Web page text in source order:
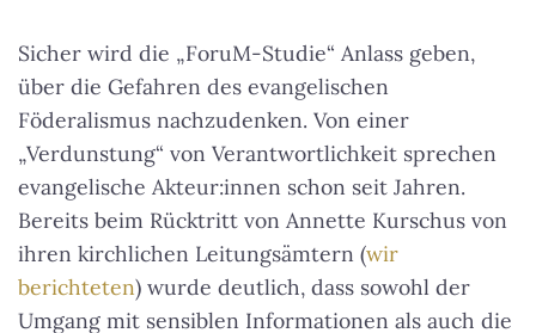
Sicher wird die „ForuM-Studie“ Anlass geben,
über die Gefahren des evangelischen
Föderalismus nachzudenken. Von einer
„Verdunstung“ von Verantwortlichkeit sprechen
evangelische Akteur:innen schon seit Jahren.
Bereits beim Rücktritt von Annette Kurschus von
ihren kirchlichen Leitungsämtern (wir
berichteten) wurde deutlich, dass sowohl der
Umgang mit sensiblen Informationen als auch die